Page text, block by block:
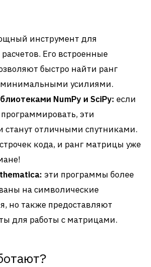
инструмент для
Его встроенные
быстро найти ранг
усилиями.
NumPy и SciPy: если
эти
станут отличными спутниками.
кода, и ранг матрицы уже
эти программы более
на символические
но также предоставляют
для работы с матрицами.